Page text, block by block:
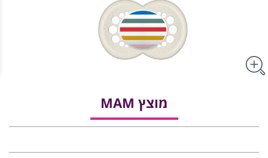
מוצץ MAM